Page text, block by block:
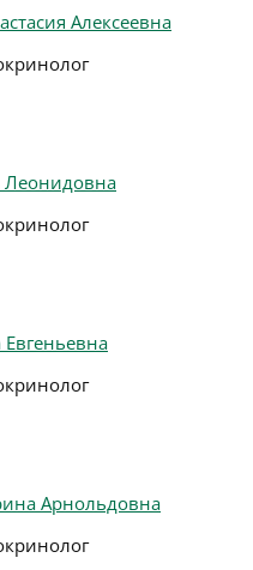
Алексеевна
Леонидовна
Арнольдовна